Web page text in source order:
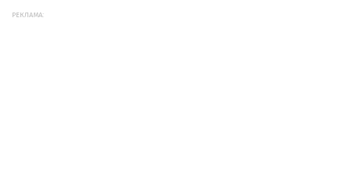
РЕКЛАМА: